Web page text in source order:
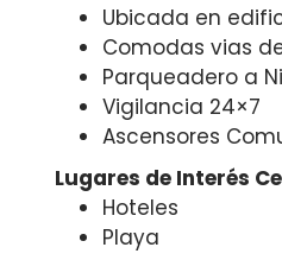
Ubicada en
Comodas vias
Parqueadero a
Vigilancia 24×7
Ascensores
Lugares de Interés
Hoteles
Playa